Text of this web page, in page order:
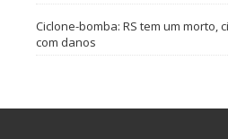
Ciclone-bomba: RS tem um morto,
com danos